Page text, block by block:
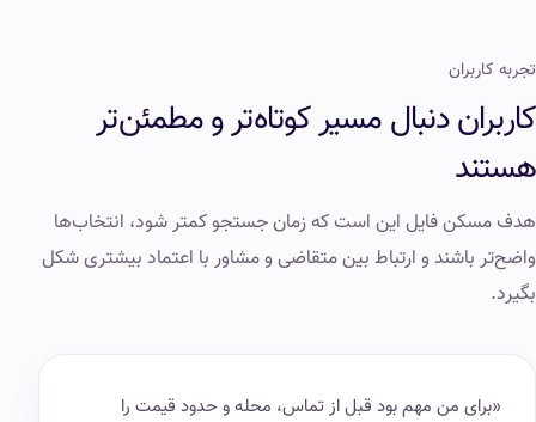
تجربه کاربران
کاربران دنبال مسیر کوتاه‌تر و مطمئن‌تر
هستند
هدف مسکن فایل این است که زمان جستجو کمتر شود، انتخاب‌ها
واضح‌تر باشند و ارتباط بین متقاضی و مشاور با اعتماد بیشتری شکل
بگیرد.
«برای من مهم بود قبل از تماس، محله و حدود قیمت را